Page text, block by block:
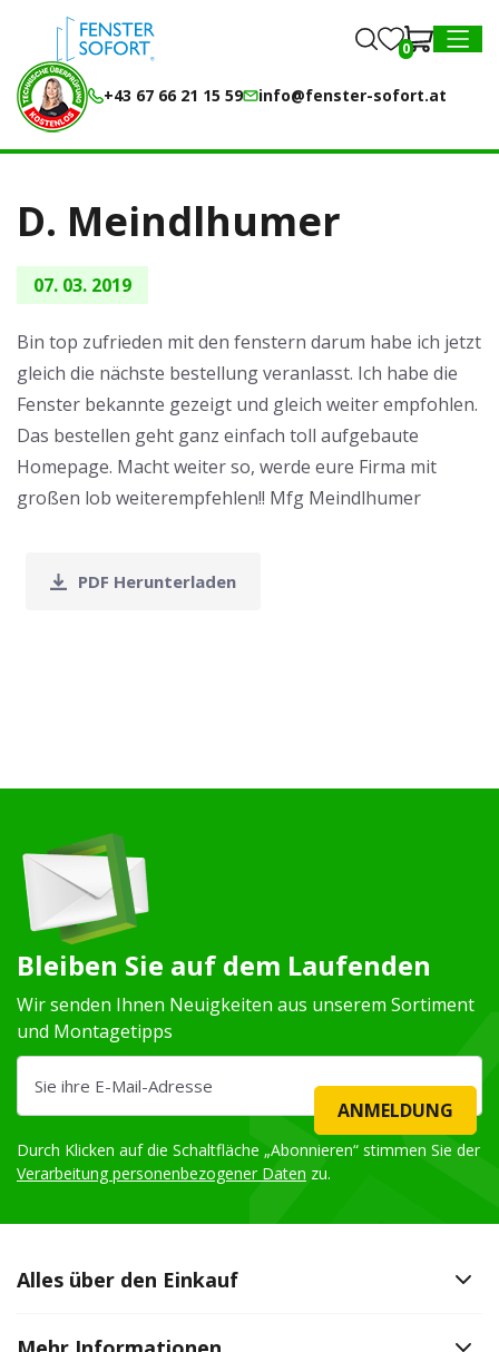
MENU
+43 67 66 21 15 59 info@fenster-sofort.at
0
D. Meindlhumer
07. 03. 2019
Bin top zufrieden mit den fenstern darum habe ich jetzt
gleich die nächste bestellung veranlasst. Ich habe die
Fenster bekannte gezeigt und gleich weiter empfohlen.
Das bestellen geht ganz einfach toll aufgebaute
Homepage. Macht weiter so, werde eure Firma mit
großen lob weiterempfehlen!! Mfg Meindlhumer
PDF Herunterladen
Bleiben Sie auf dem Laufenden
Wir senden Ihnen Neuigkeiten aus unserem Sortiment
und Montagetipps
ANMELDUNG
Durch Klicken auf die Schaltfläche „Abonnieren“ stimmen Sie der
Verarbeitung personenbezogener Daten zu.
Alles über den Einkauf